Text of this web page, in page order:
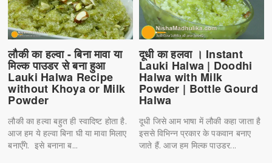
लौकी का हल्वा - बिना मावा या
मिल्क पाउडर से बना हुआ
Lauki Halwa Recipe
without Khoya or Milk
Powder
लौकी का हल्वा बहुत ही स्वादिष्ट होता है.
आज हम ये हल्वा बिना घी या मावा मिलाए
बनाएँगे. इसे बनाना ब...
दूधी का हलवा । Instant
Lauki Halwa | Doodhi
Halwa with Milk
Powder | Bottle Gourd
Halwa
दूधी जिसे आम भाषा में लौकी कहा जाता है
इससे विभिन्न प्रकार के पकवान बनाए
जाते हैं. आज हम मिल्क पाउडर...